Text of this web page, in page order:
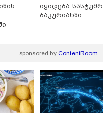
08-2026
მე ერთი წინადადება
ნია იმნაძისგან
სასჯელი
" - ეკა კუპატაძე
08-2026
ქალმა ძვირფასი
იყიდება სასტუმრო
ბაკურიანში
sponsored by ContentRoom